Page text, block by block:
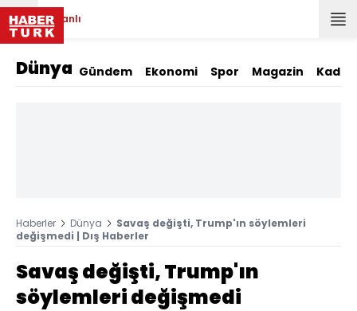
Canlı
Dünya Gündem Ekonomi Spor Magazin Kadın
Haberler Dünya
Savaş değişti, Trump'ın söylemleri
değişmedi | Dış Haberler
Savaş değişti, Trump'ın
söylemleri değişmedi